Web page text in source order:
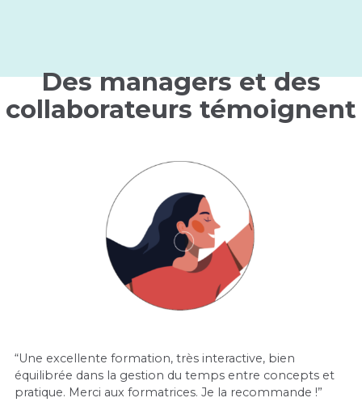
Des managers et des
collaborateurs témoignent
“Une excellente formation, très interactive, bien
équilibrée dans la gestion du temps entre concepts et
pratique. Merci aux formatrices. Je la recommande !”